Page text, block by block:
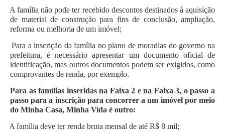
A família não pode ter recebido descontos destinados à aquisição
de material de construção para fins de conclusão, ampliação,
reforma ou melhoria de um imóvel;
Para a inscrição da família no plano de moradias do governo na
prefeitura, é necessário apresentar um documento oficial de
identificação, mas outros documentos podem ser exigidos, como
comprovantes de renda, por exemplo.
Para as famílias inseridas na Faixa 2 e na Faixa 3, o passo a
passo para a inscrição para concorrer a um imóvel por meio
do Minha Casa, Minha Vida é outro:
A família deve ter renda bruta mensal de até R$ 8 mil;